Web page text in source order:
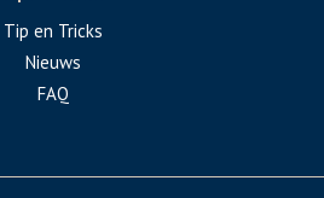
Tip en Tricks
Nieuws
FAQ